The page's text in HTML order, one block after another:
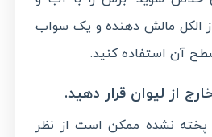
الکل مالش دهنده و یک سواب
آن استفاده کنید.
پخته نشده ممکن است از نظر